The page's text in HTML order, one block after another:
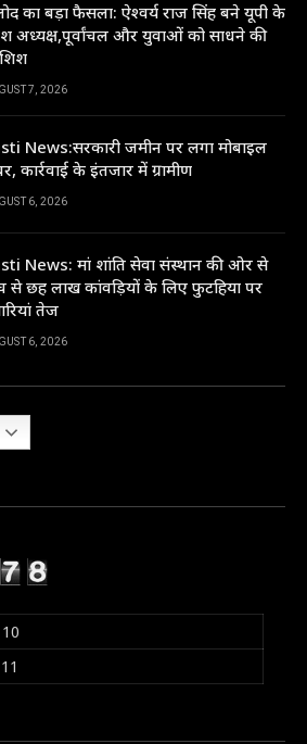
का बड़ा फैसला: ऐश्वर्य राज सिंह बने यूपी के
अध्यक्ष,पूर्वांचल और युवाओं को साधने की
7, 2026
News:सरकारी जमीन पर लगा मोबाइल
कार्रवाई के इंतजार में ग्रामीण
6, 2026
News: मां शांति सेवा संस्थान की ओर से
से छह लाख कांवड़ियों के लिए फुटहिया पर
तेज
6, 2026